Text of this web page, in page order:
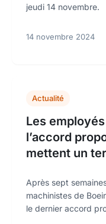
jeudi 14 novembre.
14 novembre 2024
Actualité
Les
l’accord
mettent un
Après sept
machinistes de
le dernier accord